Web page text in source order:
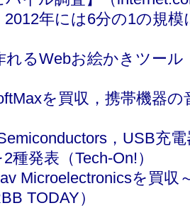
年には6分の1の規模
れるWebお絵かきツール
を買収，携帯機器
，USB充
種発表（Tech-On!）
Microelectronicsを買収
TODAY）